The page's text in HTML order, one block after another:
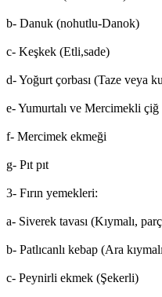
b- Danuk (nohutlu-Danok)
c- Keşkek (Etli,sade)
d- Yoğurt çorbası (Taze veya
e- Yumurtalı ve Mercimekli
f- Mercimek ekmeği
g- Pıt pıt
3- Fırın yemekleri:
a- Siverek tavası (Kıymalı,
b- Patlıcanlı kebap (Ara
c- Peynirli ekmek (Şekerli)